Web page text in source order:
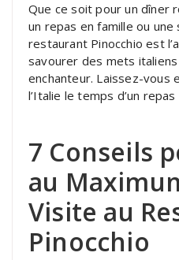
Que ce soit pour un dîner
un repas en famille ou
restaurant Pinocchio est
savourer des mets
enchanteur. Laissez-vous
l’Italie le temps d’un
7 Conseils
au
Visite au
Pinocchio